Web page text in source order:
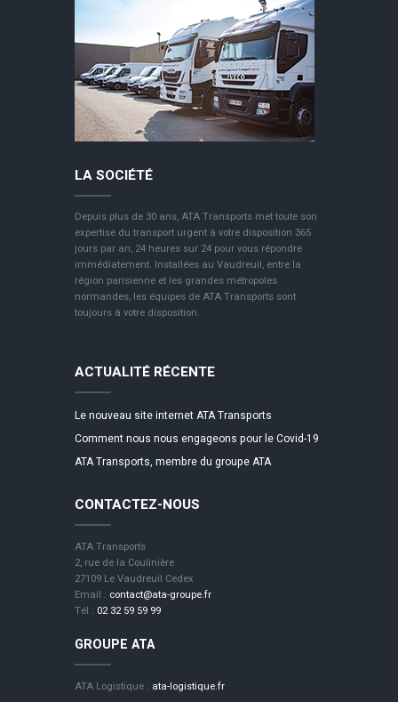
LA SOCIÉTÉ
Depuis plus de 30 ans, ATA Transports met toute son
expertise du transport urgent à votre disposition 365
jours par an, 24 heures sur 24 pour vous répondre
immédiatement. Installées au Vaudreuil, entre la
région parisienne et les grandes métropoles
normandes, les équipes de ATA Transports sont
toujours à votre disposition.
ACTUALITÉ RÉCENTE
Le nouveau site internet ATA Transports
Comment nous nous engageons pour le Covid-19
ATA Transports, membre du groupe ATA
CONTACTEZ-NOUS
ATA Transports
2, rue de la Coulinière
27109 Le Vaudreuil Cedex
Email : contact@ata-groupe.fr
Tél : 02 32 59 59 99
GROUPE ATA
ATA Logistique : ata-logistique.fr